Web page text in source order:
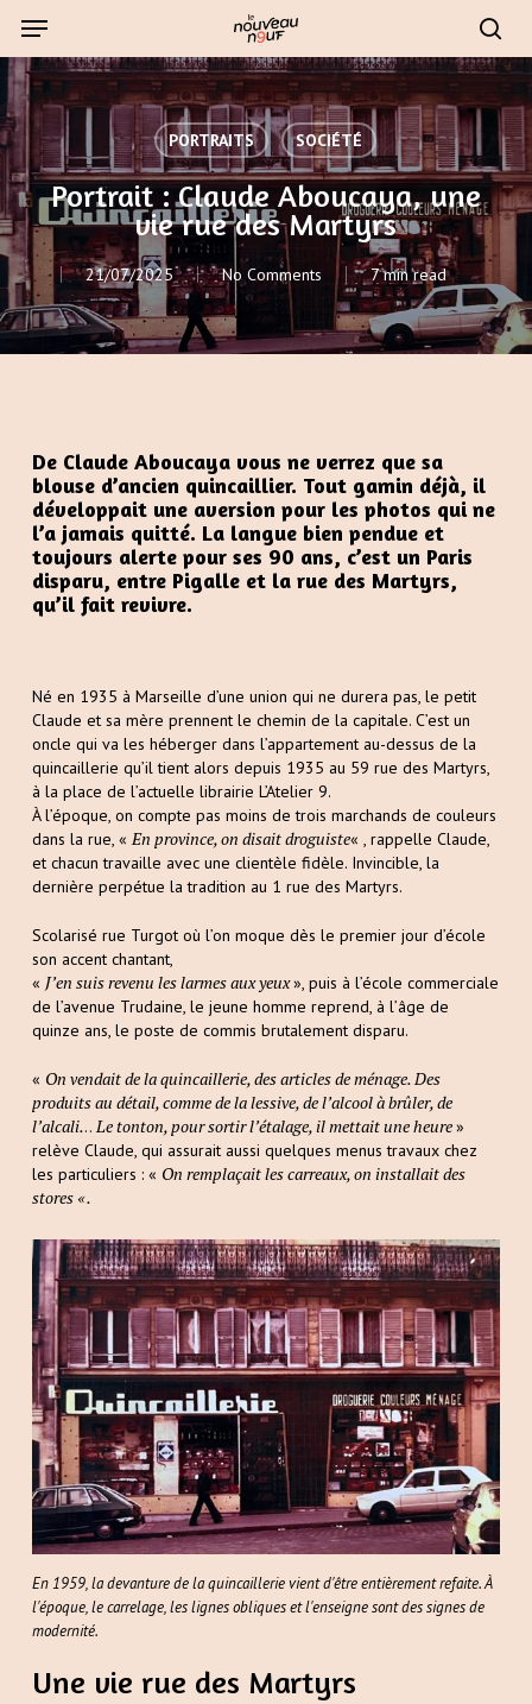
main
content
Menu
PORTRAITS SOCIÉTÉ
Portrait : Claude Aboucaya, une
vie rue des Martyrs
21/07/2025 No Comments 7 min read
De Claude Aboucaya vous ne verrez que sa
blouse d’ancien quincaillier. Tout gamin déjà, il
développait une aversion pour les photos qui ne
l’a jamais quitté. La langue bien pendue et
toujours alerte pour ses 90 ans, c’est un Paris
disparu, entre Pigalle et la rue des Martyrs,
qu’il fait revivre.
Né en 1935 à Marseille d’une union qui ne durera pas, le petit
Claude et sa mère prennent le chemin de la capitale. C’est un
oncle qui va les héberger dans l’appartement au-dessus de la
quincaillerie qu’il tient alors depuis 1935 au 59 rue des Martyrs,
à la place de l’actuelle librairie L’Atelier 9.
À l’époque, on compte pas moins de trois marchands de couleurs
dans la rue, «En province, on disait droguiste« , rappelle Claude,
et chacun travaille avec une clientèle fidèle. Invincible, la
dernière perpétue la tradition au 1 rue des Martyrs.
Scolarisé rue Turgot où l’on moque dès le premier jour d’école
son accent chantant,
« J’en suis revenu les larmes aux yeux», puis à l’école commerciale
de l’avenue Trudaine, le jeune homme reprend, à l’âge de
quinze ans, le poste de commis brutalement disparu.
« On vendait de la quincaillerie, des articles de ménage. Des
produits au détail, comme de la lessive, de l’alcool à brûler, de
l’alcali...Le tonton, pour sortir l’étalage, il mettait une heure»
relève Claude, qui assurait aussi quelques menus travaux chez
les particuliers : « On remplaçait les carreaux, on installait des
stores « .
En 1959, la devanture de la quincaillerie vient d'être entièrement refaite. À
l'époque, le carrelage, les lignes obliques et l'enseigne sont des signes de
modernité.
Une vie rue des Martyrs